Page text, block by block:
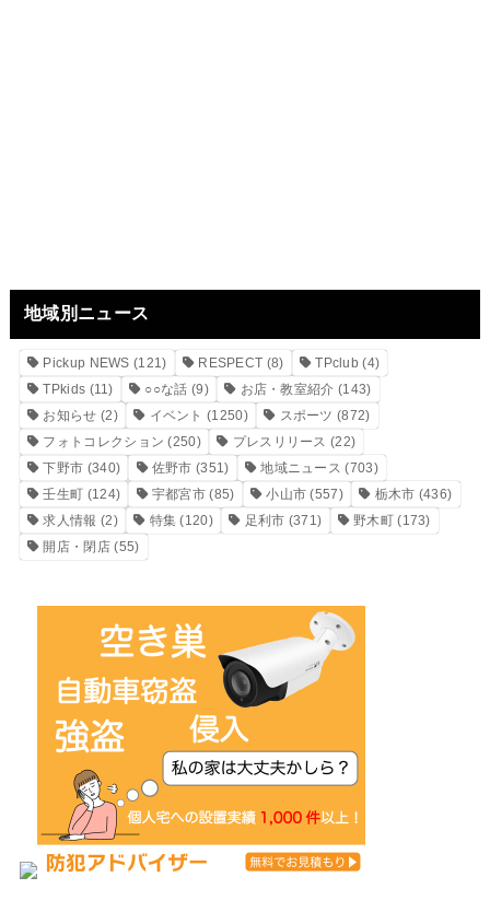
地域別ニュース
Pickup NEWS (121) RESPECT (8) TPclub (4)
TPkids (11) ○○な話 (9) お店・教室紹介 (143)
お知らせ (2) イベント (1250) スポーツ (872)
フォトコレクション (250) プレスリリース (22)
下野市 (340) 佐野市 (351) 地域ニュース (703)
壬生町 (124) 宇都宮市 (85) 小山市 (557) 栃木市 (436)
求人情報 (2) 特集 (120) 足利市 (371) 野木町(173)
開店・閉店(55)